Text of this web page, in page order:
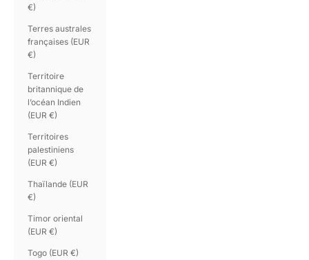
€)
Terres australes
françaises (EUR
€)
Territoire
britannique de
l’océan Indien
(EUR €)
Territoires
palestiniens
(EUR €)
Thaïlande (EUR
€)
Timor oriental
(EUR €)
Togo (EUR €)